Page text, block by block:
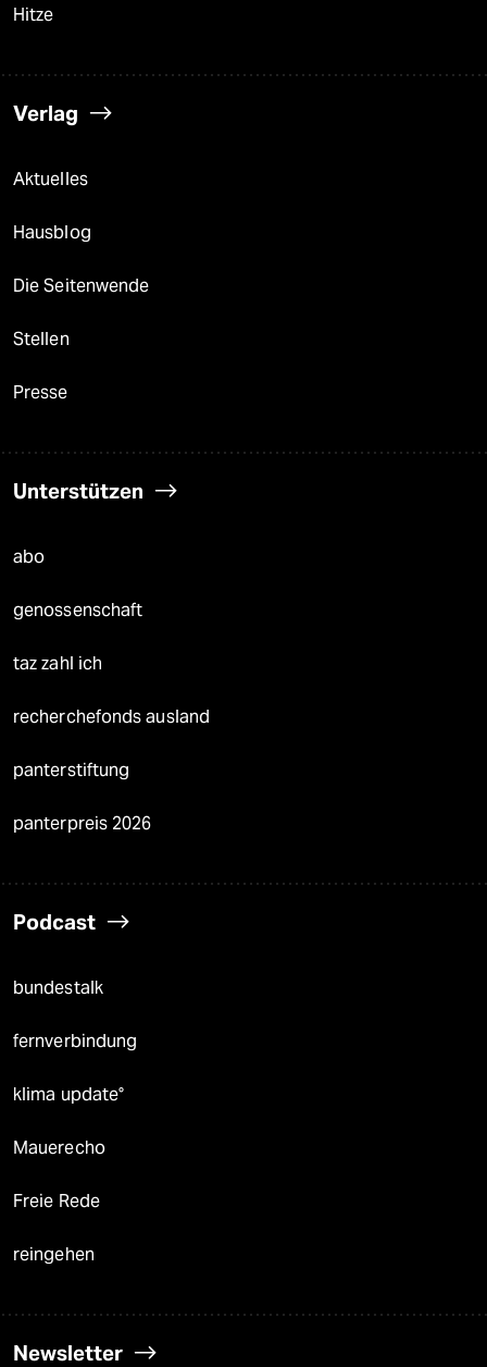
Hitze
Verlag
Aktuelles
Hausblog
Die Seitenwende
Stellen
Presse
Unterstützen
abo
genossenschaft
taz zahl ich
recherchefonds ausland
panterstiftung
panterpreis 2026
Podcast
bundestalk
fernverbindung
klima update°
Mauerecho
Freie Rede
reingehen
Newsletter